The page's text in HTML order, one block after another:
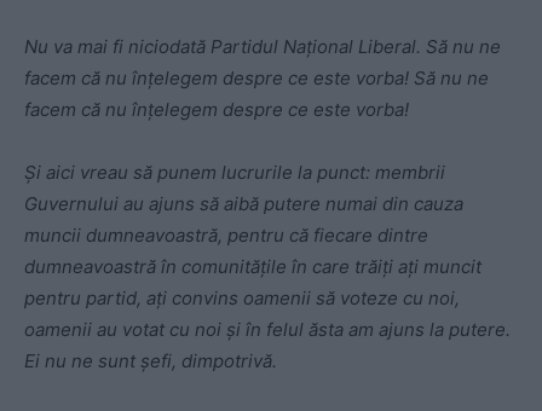
Nu va mai fi niciodată Partidul Naţional Liberal. Să nu ne
facem că nu înţelegem despre ce este vorba! Să nu ne
facem că nu înţelegem despre ce este vorba!
Şi aici vreau să punem lucrurile la punct: membrii
Guvernului au ajuns să aibă putere numai din cauza
muncii dumneavoastră, pentru că fiecare dintre
dumneavoastră în comunităţile în care trăiţi aţi muncit
pentru partid, aţi convins oamenii să voteze cu noi,
oamenii au votat cu noi şi în felul ăsta am ajuns la putere.
Ei nu ne sunt şefi, dimpotrivă.